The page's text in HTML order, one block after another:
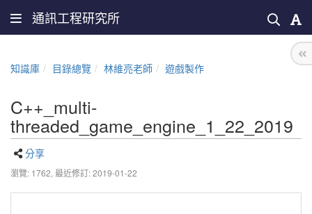
通訊工程研究所
知識庫 目錄總覽 林維亮老師 遊戲製作
C++_multi-
threaded_game_engine_1_22_2019
分享
瀏覽: 1762, 最近修訂: 2019-01-22